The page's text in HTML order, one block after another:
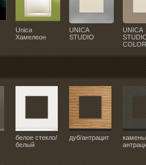
Unica
Хамелеон
UNICA
STUDIO
UNICA
COLOR
белое стекло/
белый
дуб/антрацит
камень/